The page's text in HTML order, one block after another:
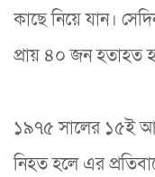
কাছে নিয়ে যান।
প্রায় ৪০ জন হতাহত
১৯৭৫ সালের ১৫ই
নিহত হলে এর